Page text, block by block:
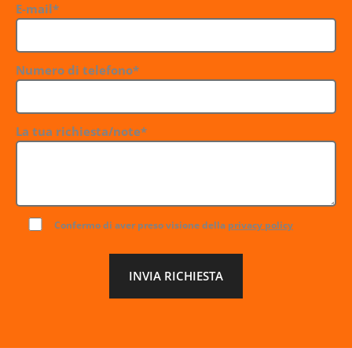
E-mail*
Numero di telefono*
La tua richiesta/note*
Confermo di aver preso visione della privacy policy